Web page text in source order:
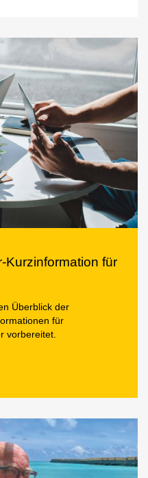
Kurzinformation für
Überblick der
für
vorbereitet.